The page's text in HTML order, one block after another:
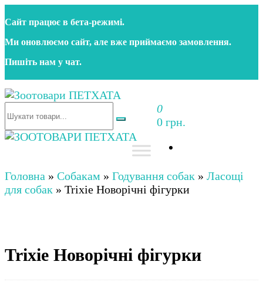
до
контенту
Сайт працює в бета‑режимі.
Ми оновлюємо сайт, але вже приймаємо замовлення.
Пишіть нам у чат.
Зоотовари ПЕТХАТА
Зоомагазин для собак та котів | Корм, іграшки,
аксесуари та догляд за тваринами. Доставка по
0
0 грн.
аксесуари та догляд за тваринами. Доставка по
Україні
Головна » Собакам » Годування собак » Ласощі
для собак » Trixie Новорічні фігурки
Trixie Новорічні фігурки